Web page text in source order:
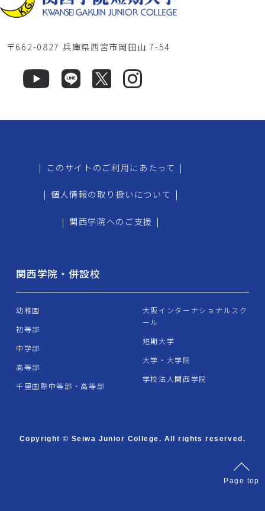
〒662-0827 兵庫県西宮市岡田山 7-54
| このサイトのご利用にあたって |
| 個人情報の取り扱いについて |
| 関西学院へのご支援 |
関西学院・併設校
幼稚園
初等部
中学部
高等部
千里国際中等部・高等部
大阪インターナショナルスク
ール
短期大学
大学・大学院
学校法人関西学院
Copyright © Seiwa Junior College. All rights reserved.